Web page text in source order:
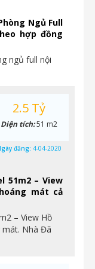
Ngủ Full
hợp đồng
ngủ full nội
51m2 – View
mát cả
– View Hồ
Nhà Đã
2.5 Tỷ
Diện tích:51 m2
đăng: 4-04-2020